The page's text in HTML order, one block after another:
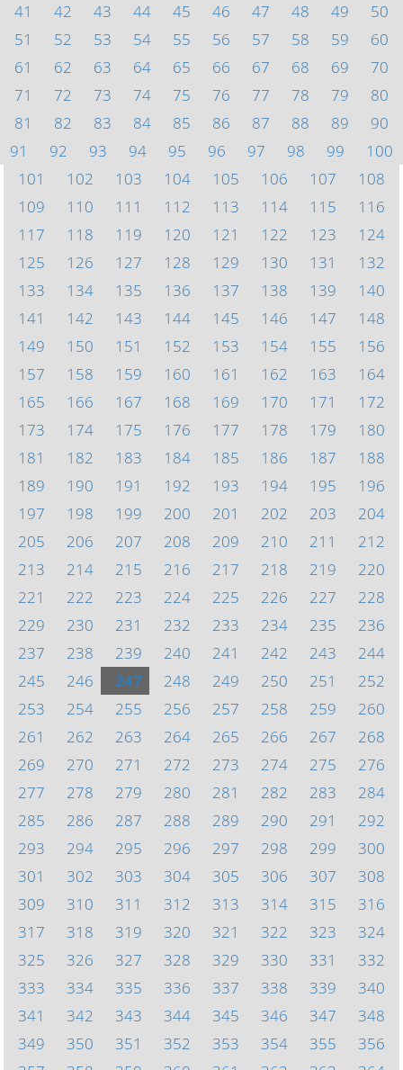
41
42 43 44 45 46 47 48 49
50
51
52 53 54 55 56 57 58 59
60
61
62 63 64 65 66 67 68 69
70
71
72 73 74 75 76 77 78 79
80
81
82 83 84 85 86 87 88 89
90
91
92 93 94 95 96 97 98 99
100
101
102 103 104 105 106 107
108
109
110 111 112 113 114 115
116
117
118 119 120 121 122 123
124
125
126 127 128 129 130 131
132
133
134 135 136 137 138 139
140
141
142 143 144 145 146 147
148
149
150 151 152 153 154 155
156
157
158 159 160 161 162 163
164
165
166 167 168 169 170 171
172
173
174 175 176 177 178 179
180
181
182 183 184 185 186 187
188
189
190 191 192 193 194 195
196
197
198 199 200 201 202 203
204
205
206 207 208 209 210 211
212
213
214 215 216 217 218 219
220
221
222 223 224 225 226 227
228
229
230 231 232 233 234 235
236
237
238 239 240 241 242 243
244
245
246 247 248 249 250 251
252
253
254 255 256 257 258 259
260
261
262 263 264 265 266 267
268
269
270 271 272 273 274 275
276
277
278 279 280 281 282 283
284
285
286 287 288 289 290 291
292
293
294 295 296 297 298 299
300
301
302 303 304 305 306 307
308
309
310 311 312 313 314 315
316
317
318 319 320 321 322 323
324
325
326 327 328 329 330 331
332
333
334 335 336 337 338 339
340
341
342 343 344 345 346 347
348
349
350 351 352 353 354 355
356